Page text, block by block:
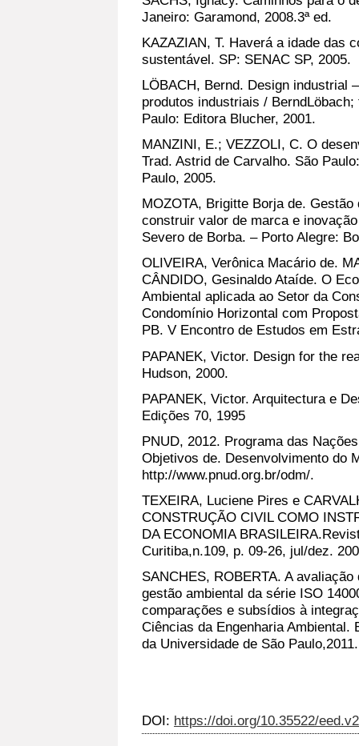
Janeiro: Garamond, 2008.3ª ed.
KAZAZIAN, T. Haverá a idade das
sustentável. SP: SENAC SP, 2005.
LÖBACH, Bernd. Design industrial
produtos industriais /
Paulo: Editora Blucher, 2001.
MANZINI, E.; VEZZOLI, C. O
Trad. Astrid de Carvalho. São
Paulo, 2005.
MOZOTA, Brigitte Borja de.
construir valor de marca e
Severo de Borba. – Porto Alegre:
OLIVEIRA, Verônica Macário de.
CÂNDIDO, Gesinaldo Ataíde. O
Ambiental aplicada ao Setor da
Condomínio Horizontal com
PB. V Encontro de Estudos em
PAPANEK, Victor. Design for the
Hudson, 2000.
PAPANEK, Victor. Arquitectura e
Edições 70, 1995
PNUD, 2012. Programa das
Objetivos de. Desenvolvimento do
http://www.pnud.org.br/odm/.
TEXEIRA, Luciene Pires e
CONSTRUÇÃO CIVIL COMO
DA ECONOMIA
Curitiba,n.109, p. 09-26, jul/dez.
SANCHES, ROBERTA. A
gestão ambiental da série ISO
comparações e subsídios à
Ciências da Engenharia Ambiental.
da Universidade de São Paulo,2011.
DOI: https://doi.org/10.35522/